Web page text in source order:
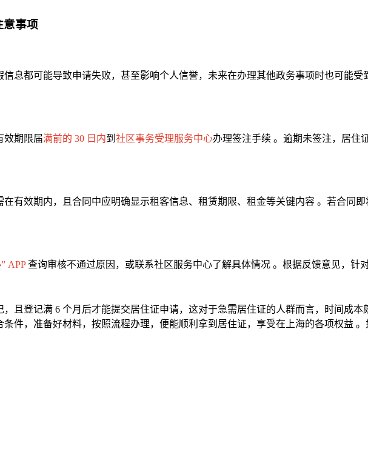
意事项
息都可能导致申请失败，甚至影响个人信誉，未来在办理其他政务事项时也可能
效期限届满前的 30 日内到 社区事务受理服务中心办理签注手续 。逾期未签注，居住
有效期内，且合同中应明确显示租客信息、租赁期限、租金等关键内容 。若合同
APP查询审核不通过原因，或联系社区服务中心了解具体情况 。根据反馈意见，针
且登记满 6 个月后才能提交居住证申请，这对于急需居住证的人群而言，时间成本
件，准备好材料，按照流程办理，便能顺利拿到居住证，享受在上海的各项权益